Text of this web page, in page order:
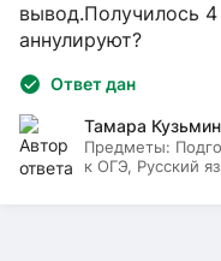
вывод.Получилось 4
аннулируют?
Ответ дан
Тамара
Предметы:
к ОГЭ, Русский